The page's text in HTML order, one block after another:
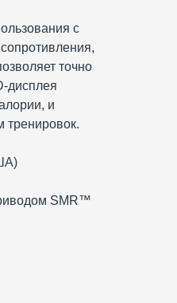
c
точно
дисплея
и
тренировок.
SMR™